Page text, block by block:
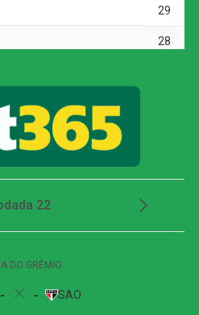
seguiu pressionando.
boas chances de ampliar,
porém falhava nas
seu preço aos 35
escapou em velocidade
tudo igual.
seguida com um cabeceio
no travessão. Minutos
passou por dois marcadores
a bola viva para recolocar o